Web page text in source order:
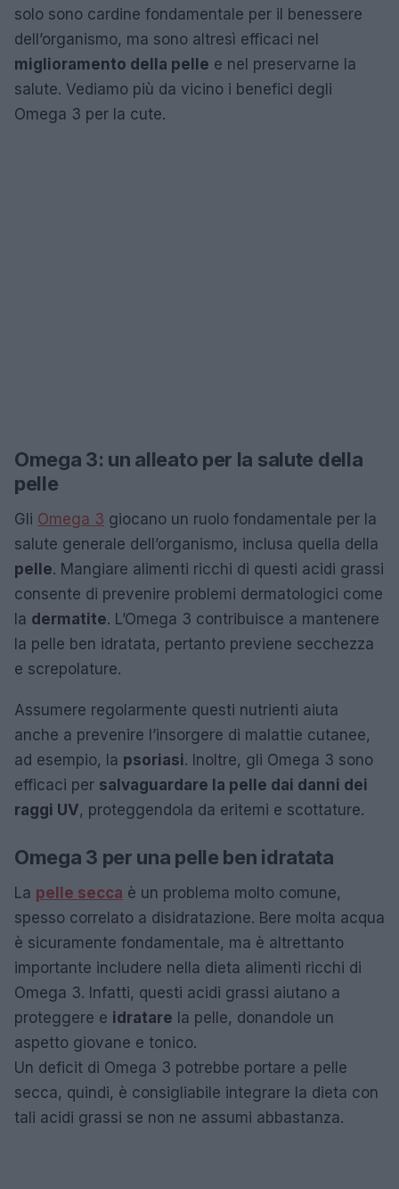
solo sono cardine fondamentale per il benessere
dell’organismo, ma sono altresì efficaci nel
miglioramento della pelle e nel preservarne la
salute. Vediamo più da vicino i benefici degli
Omega 3 per la cute.
Omega 3: un alleato per la salute della
pelle
Gli Omega 3 giocano un ruolo fondamentale per la
salute generale dell’organismo, inclusa quella della
pelle. Mangiare alimenti ricchi di questi acidi grassi
consente di prevenire problemi dermatologici come
la dermatite. L’Omega 3 contribuisce a mantenere
la pelle ben idratata, pertanto previene secchezza
e screpolature.
Assumere regolarmente questi nutrienti aiuta
anche a prevenire l’insorgere di malattie cutanee,
ad esempio, la psoriasi. Inoltre, gli Omega 3 sono
efficaci per salvaguardare la pelle dai danni dei
raggi UV, proteggendola da eritemi e scottature.
Omega 3 per una pelle ben idratata
La pelle secca è un problema molto comune,
spesso correlato a disidratazione. Bere molta acqua
è sicuramente fondamentale, ma è altrettanto
importante includere nella dieta alimenti ricchi di
Omega 3. Infatti, questi acidi grassi aiutano a
proteggere e idratare la pelle, donandole un
aspetto giovane e tonico.
Un deficit di Omega 3 potrebbe portare a pelle
secca, quindi, è consigliabile integrare la dieta con
tali acidi grassi se non ne assumi abbastanza.